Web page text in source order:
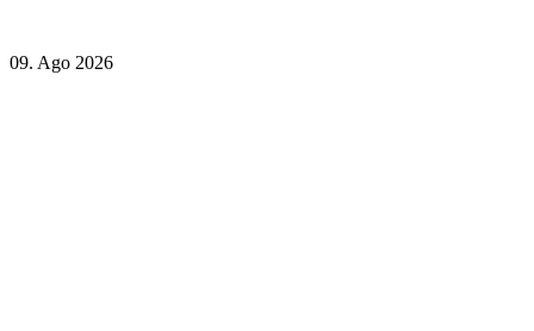
09. Ago 2026